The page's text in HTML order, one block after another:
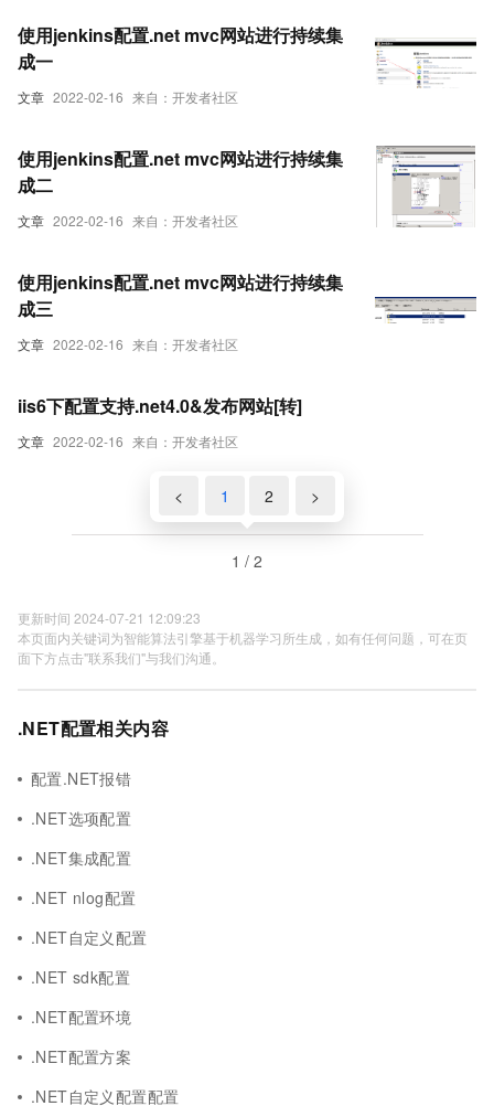
文章 2022-02-16 来自：开发者社区
使用jenkins配置.net mvc网站进行持续集
成一
文章 2022-02-16 来自：开发者社区
使用jenkins配置.net mvc网站进行持续集
成二
文章 2022-02-16 来自：开发者社区
使用jenkins配置.net mvc网站进行持续集
成三
文章 2022-02-16 来自：开发者社区
iis6下配置支持.net4.0&发布网站[转]
< 1 2 >
1 / 2
更新时间 2024-07-21 12:09:23
本页面内关键词为智能算法引擎基于机器学习所生成，如有任何问题，可在页
面下方点击"联系我们"与我们沟通。
.NET配置相关内容
配置.NET报错
.NET选项配置
.NET集成配置
.NET nlog配置
.NET自定义配置
.NET sdk配置
.NET配置环境
.NET配置方案
.NET自定义配置配置